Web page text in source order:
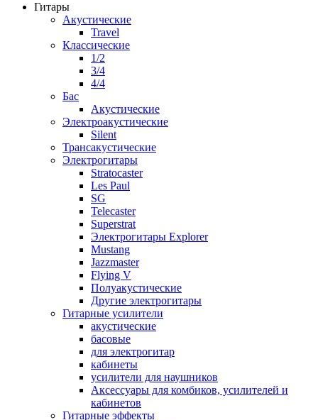
Гитары
Акустические
Travel
Классические
1/2
3/4
4/4
Бас
Акустические
Электроакустические
Silent
Трансакустические
Электрогитары
Stratocaster
Les Paul
SG
Telecaster
Superstrat
Электрогитары Explorer
Mustang
Jazzmaster
Flying V
Полуакустические
Другие электрогитары
Гитарные усилители
акустические
басовые
для электрогитар
кабинеты
усилители для наушников
Аксессуары для комбиков, усилителей и
кабинетов
Гитарные эффекты